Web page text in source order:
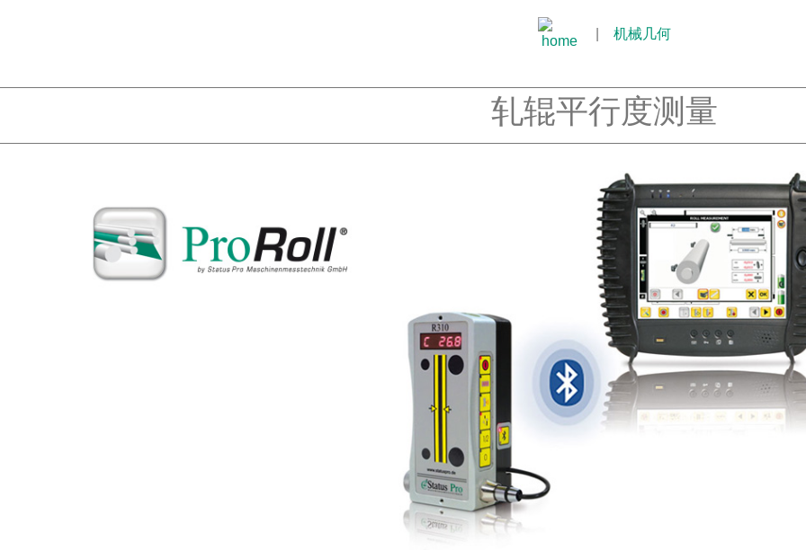
机械几何
轧辊平行度测量